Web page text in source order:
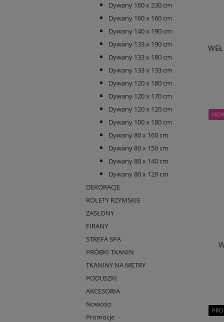
Dywany 160 x 230 cm
Dywany 160 x 160 cm
Dywany 140 x 190 cm
Dywany 133 x 190 cm
Dywany 133 x 180 cm
Dywany 133 x 133 cm
Dywany 120 x 180 cm
Dywany 120 x 170 cm
Dywany 120 x 120 cm
Dywany 100 x 180 cm
Dywany 80 x 160 cm
Dywany 80 x 150 cm
Dywany 80 x 140 cm
Dywany 80 x 120 cm
DEKORACJE
ROLETY RZYMSKIE
ZASŁONY
FIRANY
STREFA SPA
PRÓBKI TKANIN
TKANINY NA METRY
PODUSZKI
AKCESORIA
Nowości
Promocje